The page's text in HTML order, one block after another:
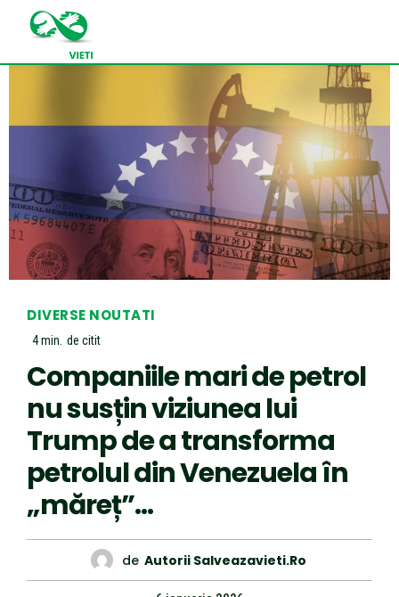
DIVERSE NOUTATI
4min. de citit
Companiile mari de petrol
nu susțin viziunea lui
Trump de a transforma
petrolul din Venezuela în
„măreț”…
de Autorii Salveazavieti.ro